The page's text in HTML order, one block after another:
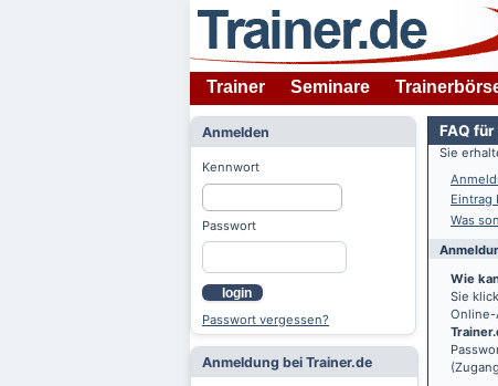
Trainer Seminare
Anmelden
Kennwort
Passwort
login
Passwort vergessen?
Anmeldung bei Trainer.de
FAQ
Sie
Eintrag
Was
Wie
Sie
Online-